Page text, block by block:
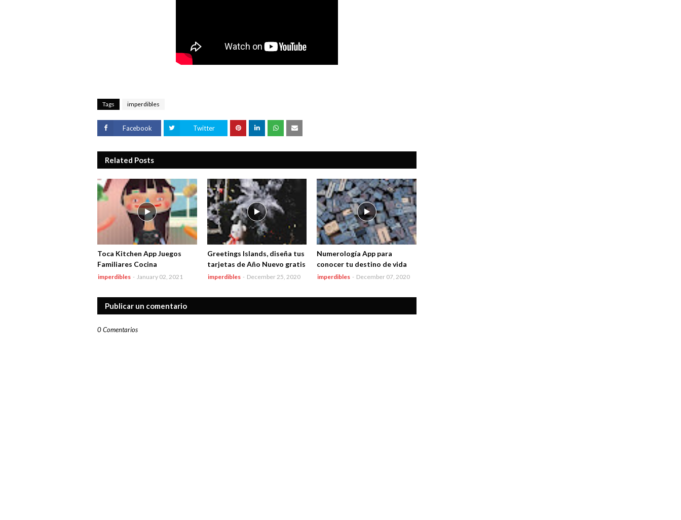
Tags imperdibles
Facebook Twitter
Related Posts
Toca Kitchen App Juegos
Familiares Cocina
imperdibles - January 02, 2021
Greetings Islands, diseña tus
tarjetas de Año Nuevo gratis
imperdibles - December 25, 2020
Numerología App para
conocer tu destino de vida
imperdibles - December 07, 2020
Publicar un comentario
0 Comentarios